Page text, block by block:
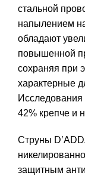
стальной
напылением
обладают
повышенной
сохраняя при
характерные
Исследования
42% крепче и
Струны
защитным